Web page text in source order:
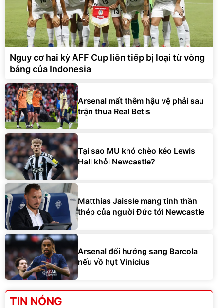
Nguy cơ hai kỳ AFF Cup liên tiếp bị loại từ vòng
bảng của Indonesia
Arsenal mất thêm hậu vệ phải sau
trận thua Real Betis
Tại sao MU khó chèo kéo Lewis
Hall khỏi Newcastle?
Matthias Jaissle mang tinh thần
thép của người Đức tới Newcastle
Arsenal đổi hướng sang Barcola
nếu vồ hụt Vinicius
TIN NÓNG